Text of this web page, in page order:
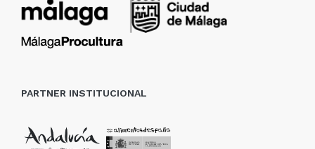
PARTNER INSTITUCIONAL